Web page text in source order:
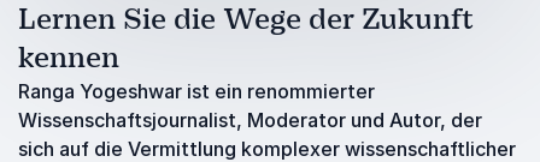
Lernen Sie die Wege der Zukunft
kennen
Ranga Yogeshwar ist ein renommierter
Wissenschaftsjournalist, Moderator und Autor, der
sich auf die Vermittlung komplexer wissenschaftlicher